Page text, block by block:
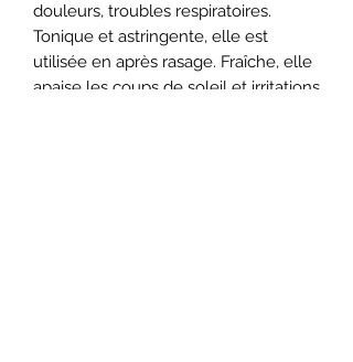
douleurs, troubles respiratoires.
Tonique et astringente, elle est
utilisée en après rasage. Fraîche, elle
apaise les coups de soleil et irritations